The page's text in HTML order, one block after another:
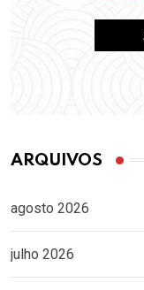
ARQUIVOS
agosto 2026
julho 2026